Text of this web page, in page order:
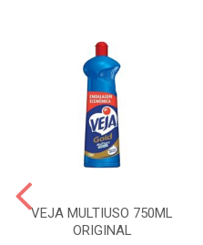
VEJA MULTIUSO 750ML
ORIGINAL